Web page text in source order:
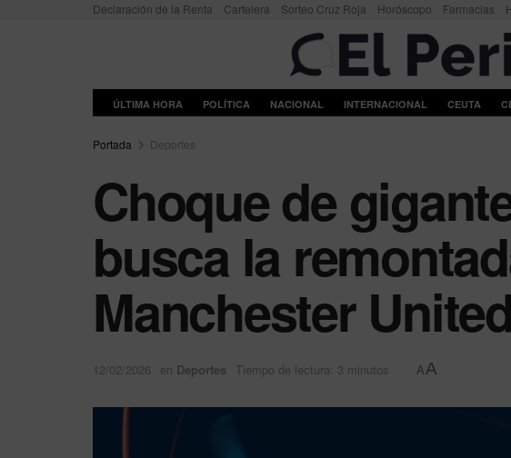
Declaración de la Renta Cartelera Sorteo Cruz Roja Horóscopo Farmacias
ÚLTIMA HORA POLÍTICA NACIONAL INTERNACIONAL CEUTA
Portada Deportes
Choque de
busca la
Manchester
12/02/2026 en Deportes Tiempo de lectura: 3 minutos AA